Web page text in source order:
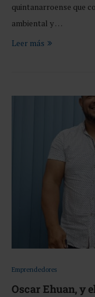
quintanarroense que
ambiental y …
Leer más
Emprendedores
Oscar Ehuan, y